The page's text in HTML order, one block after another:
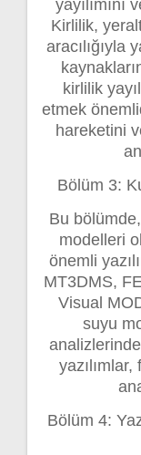
Kirlilik,
aracılığıyla
kirlilik
etmek
hareketini
Bölüm 3:
Bu bölümde,
modelleri
önemli
MT3DMS,
Visual
suyu
Bölüm 4: